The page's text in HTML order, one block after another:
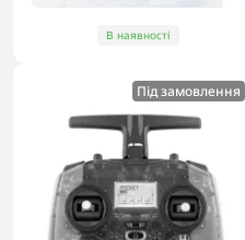
В наявності
Під замовлення